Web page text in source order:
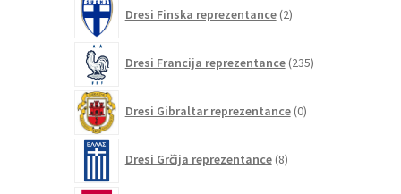
Dresi Finska reprezentance 2izdelka
Dresi Francija reprezentance 235izdelkov
Dresi Gibraltar reprezentance 0izdelkov
Dresi Grčija reprezentance 8izdelkov